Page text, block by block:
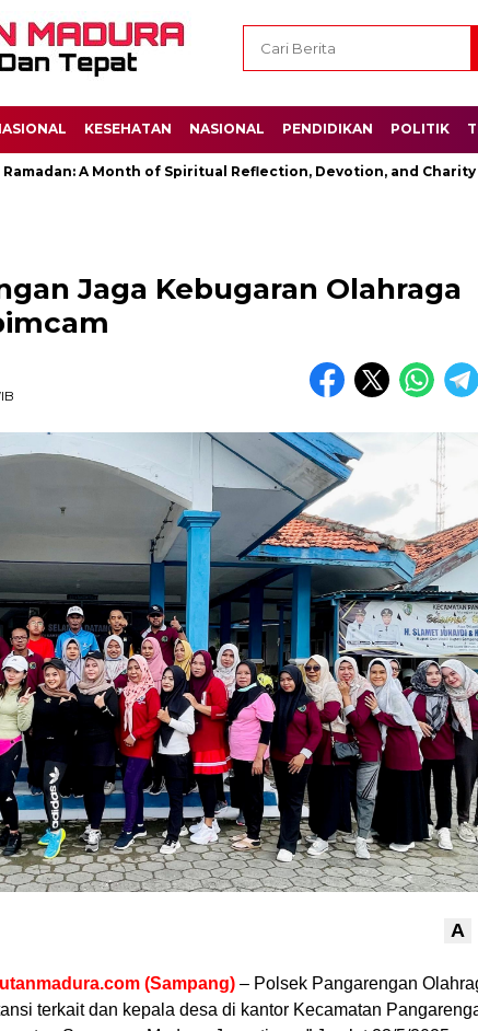
KESEHATAN NASIONAL PENDIDIKAN POLITIK
A Month of Spiritual Reflection, Devotion, and Charity
Jaga Kebugaran Olahraga
A
(Sampang) – Polsek Pangarengan
terkait dan kepala desa di kantor Kecamatan